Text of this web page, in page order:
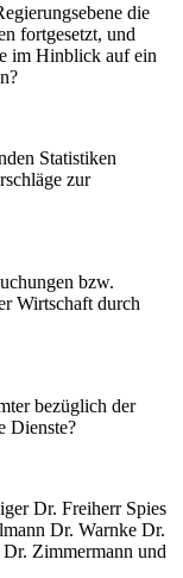
die
fortgesetzt, und
im Hinblick auf ein
Statistiken
zur
bzw.
Wirtschaft durch
bezüglich der
Dienste?
Dr. Freiherr Spies
Dr. Warnke Dr.
Zimmermann und